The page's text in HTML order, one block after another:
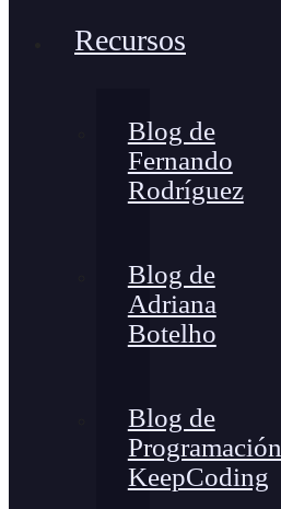
Recursos
Blog de
Fernando
Rodríguez
Blog de
Adriana
Botelho
Blog de
Programación
KeepCoding